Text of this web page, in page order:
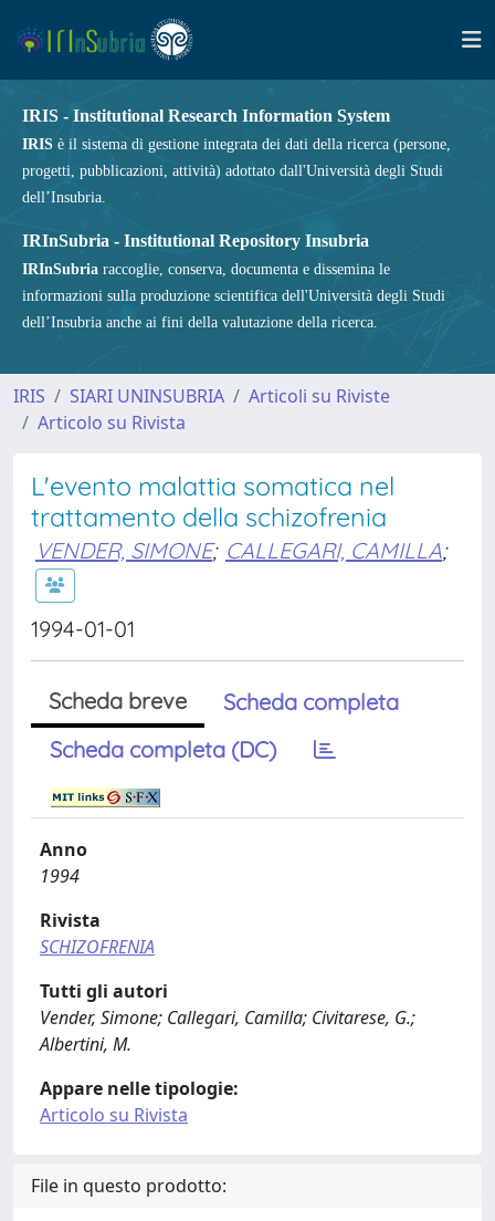
IRIS - Institutional Research Information System
IRIS è il sistema di gestione integrata dei dati della ricerca (persone,
progetti, pubblicazioni, attività) adottato dall'Università degli Studi
dell’Insubria.
IRInSubria - Institutional Repository Insubria
IRInSubria raccoglie, conserva, documenta e dissemina le
informazioni sulla produzione scientifica dell'Università degli Studi
dell’Insubria anche ai fini della valutazione della ricerca.
IRIS SIARI UNINSUBRIA
Articoli su Riviste
Articolo su Rivista
L'evento malattia somatica nel
trattamento della schizofrenia
VENDER, SIMONE; CALLEGARI, CAMILLA;
1994-01-01
Scheda breve
Scheda completa
Scheda completa (DC)
Anno
1994
Rivista
SCHIZOFRENIA
Tutti gli autori
Vender, Simone; Callegari, Camilla; Civitarese, G.;
Albertini, M.
Appare nelle tipologie:
Articolo su Rivista
File in questo prodotto: